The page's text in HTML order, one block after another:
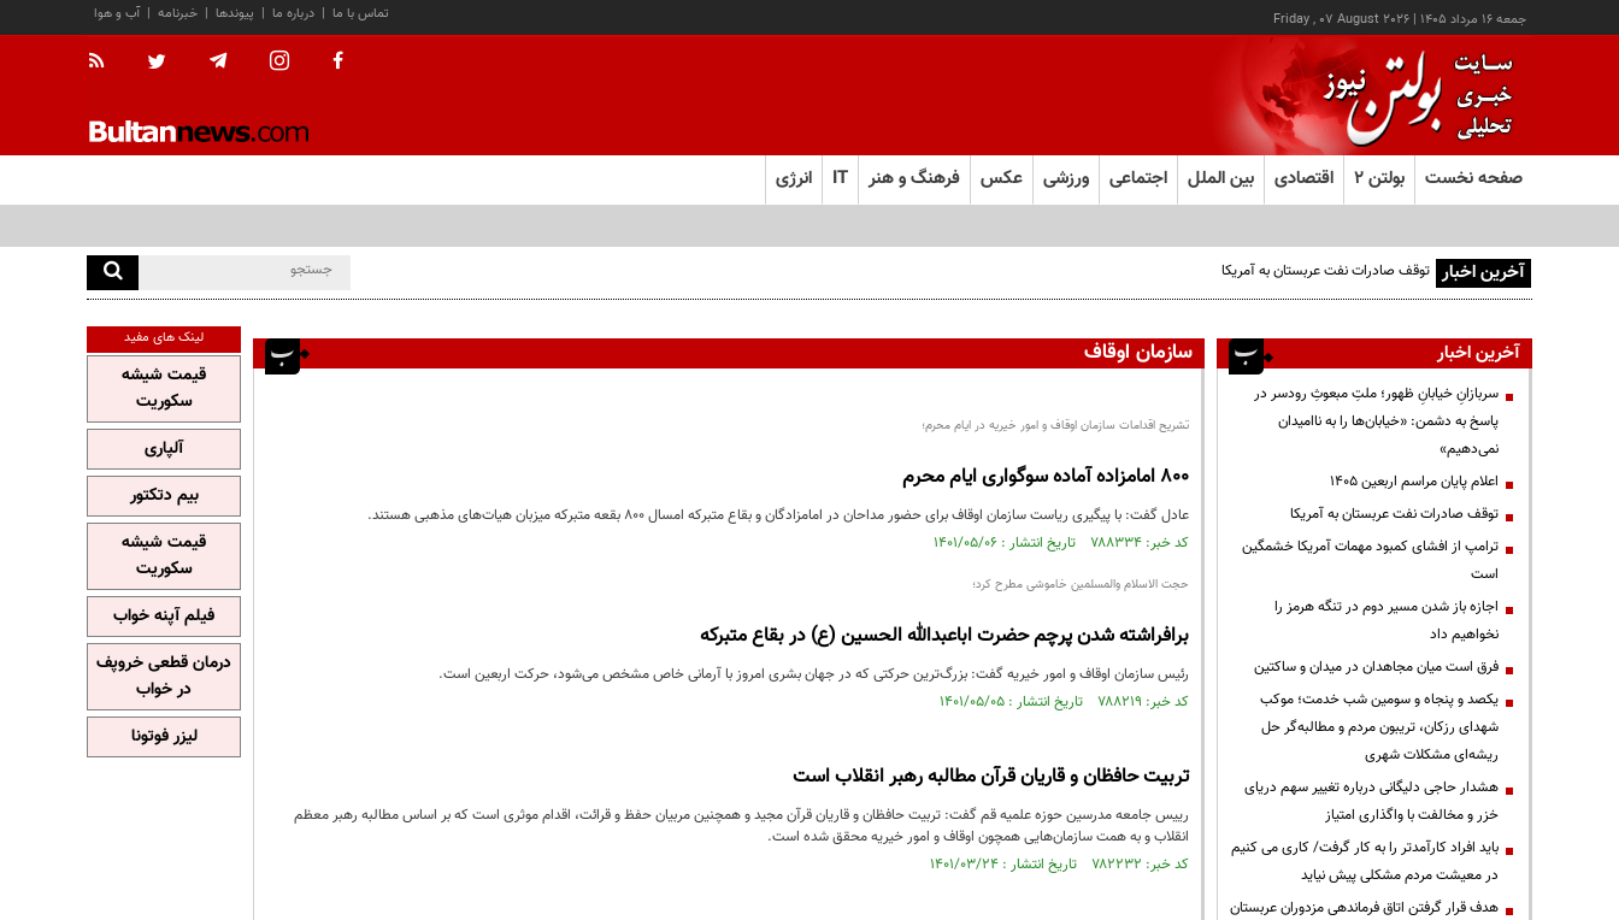
جمعه ۱۶ مرداد ۱۴۰۵ |
Friday , 07 August 2026 آب و هوا | خبرنامه | پیوندها | درباره ما | تماس با ما
صفحه نخست بولتن ۲ اقتصادی بین الملل اجتماعی ورزشی عکس فرهنگ و هنر IT انرژی
آخرین اخبار توقف صادرات نفت عربستان به آمریکا
سازمان اوقاف
تشریح اقدامات سازمان اوقاف و امور خیریه در ایام محرم؛
۸۰۰ امامزاده آماده سوگواری ایام محرم
عادل گفت: با پیگیری ریاست سازمان اوقاف برای حضور مداحان در امامزادگان و بقاع متبرکه امسال ۸۰۰ بقعه متبرکه میزبان هیات‌های مذهبی هستند.
کد خبر: ۷۸۸۳۳۴ تاریخ انتشار : ۱۴۰۱/۰۵/۰۶
حجت الاسلام والمسلمین خاموشی مطرح کرد؛
برافراشته شدن پرچم حضرت اباعبدالله الحسین (ع) در بقاع متبرکه
رئیس سازمان اوقاف و امور خیریه گفت: بزرگ‌ترین حرکتی که در جهان بشری امروز با آرمانی خاص مشخص می‌شود، حرکت اربعین است.
کد خبر: ۷۸۸۲۱۹ تاریخ انتشار : ۱۴۰۱/۰۵/۰۵
تربیت حافظان و قاریان قرآن مطالبه رهبر انقلاب است
رییس جامعه مدرسین حوزه علمیه قم گفت: تربیت حافظان و قاریان قرآن مجید و همچنین مربیان حفظ و قرائت، اقدام موثری است که بر اساس مطالبه رهبر معظم
انقلاب و به همت سازمان‌هایی همچون اوقاف و امور خیریه محقق شده است.
کد خبر: ۷۸۲۲۳۲ تاریخ انتشار : ۱۴۰۱/۰۳/۲۴
آخرین اخبار
سربازانِ خیابانِ ظهور؛ ملتِ مبعوثِ رودسر در
پاسخ به دشمن: «خیابان‌ها را به ناامیدان
نمی‌دهیم»
اعلام پایان مراسم اربعین ۱۴۰۵
توقف صادرات نفت عربستان به آمریکا
ترامپ از افشای کمبود مهمات آمریکا خشمگین
است
اجازه باز شدن مسیر دوم در تنگه هرمز را
نخواهیم داد
فرق است میان مجاهدان در میدان و ساکتین
یکصد و پنجاه و سومین شب خدمت؛ موکب
شهدای رزکان، تریبون مردم و مطالبه‌گر حل
ریشه‌ای مشکلات شهری
هشدار حاجی دلیگانی درباره تغییر سهم دریای
خزر و مخالفت با واگذاری امتیاز
باید افراد کارآمدتر را به کار گرفت/ کاری می کنیم
در معیشت مردم مشکلی پیش نیاید
هدف قرار گرفتن اتاق‌ فرماندهی مزدوران عربستان
لینک های مفید
قیمت شیشه
سکوریت
آلپاری
بیم دتکتور
قیمت شیشه
سکوریت
فیلم آپنه خواب
درمان قطعی خروپف
در خواب
لیزر فوتونا